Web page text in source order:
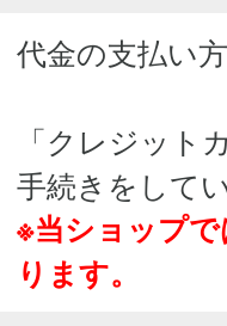
代金の支払い
「クレジット
手続きをして
※当ショップ
ります。